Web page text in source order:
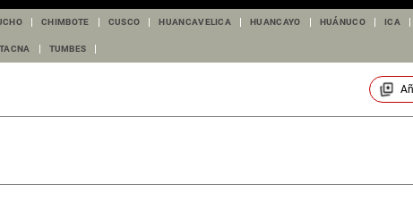
CHIMBOTE CUSCO HUANCAVELICA HUANCAYO HUÁNUCO ICA
TACNA TUMBES